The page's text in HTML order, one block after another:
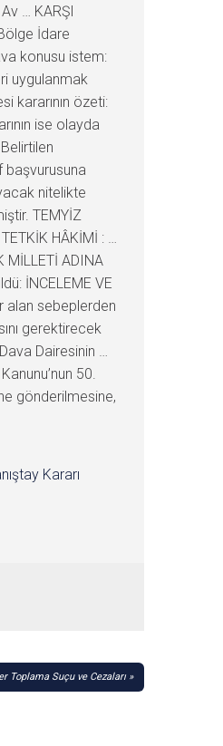
… KARŞI
İdare
konusu istem:
uygulanmak
kararının özeti:
ise olayda
başvurusuna
nitelikte
TEMYİZ
HÂKİMİ : …
MİLLETİ ADINA
İNCELEME VE
alan sebeplerden
gerektirecek
Dairesinin …
50.
gönderilmesine,
Kararı
Toplama Suçu ve Cezaları